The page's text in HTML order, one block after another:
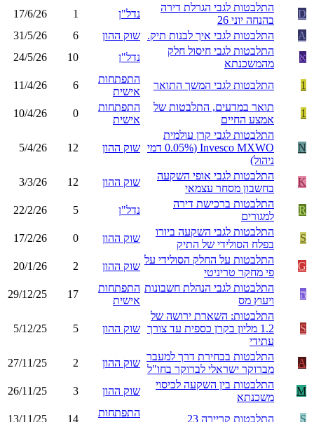
D
התלבטות לגבי הגרלת דירה
בהנחה יוני 26
נדל"ן 1
17/6/26
A
התלבטות לגבי איך לבנות תיק. שוק ההון 6
31/5/26
א
התלבטות לגבי חיסול חלק
מהמשכנתא
נדל"ן 10
24/5/26
1 התלבטות לגבי המשך התואר
התפתחות
אישית
6
11/4/26
1
תואר במדעים, התלבטות של
אמצע החיים
התפתחות
אישית
0
10/4/26
N
התלבטות לגבי קרן עולמית
Invesco MXWO (0.05% דמי
ניהול)
שוק ההון 12
5/4/26
K
התלבטות לגבי אופי השקעה
בחשבון מסחר עצמאי
שוק ההון 12
3/3/26
R
התלבטות ברכישת דירה
למגורים
נדל"ן 5
22/2/26
S
התלבטות לגבי השקעה ביורו
בפלח הסולידי של התיק
שוק ההון 0
17/2/26
G
התלבטות על החלק הסולידי על
פי מחקר טריניטי
שוק ההון 2
20/1/26
ה
התלבטות לגבי הנהלת חשבונות
ויעוץ מס
התפתחות
אישית
17
29/12/25
S
התלבטות: השארת ירושה של
1.2 מליון בקרן כספית עד צורך
עתידי
שוק ההון 5
5/12/25
A
התלבטות בבחירת דרך למעבר
מברוקר ישראלי לברוקר בחו"ל
שוק ההון 2
27/11/25
M
התלבטות בין השקעה לכיסוי
משכנתא
שוק ההון 3
26/11/25
S התלבטות קריירה 23
התפתחות
14
13/11/25